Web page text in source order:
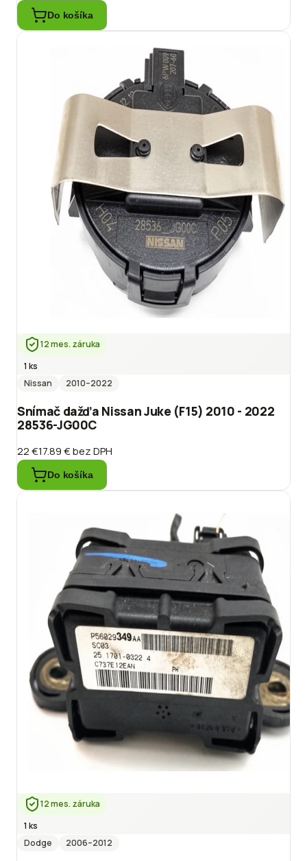
Do košíka
12 mes. záruka
1 ks
Nissan
2010–2022
Snímač dažďa Nissan Juke (F15) 2010 - 2022
28536-JG00C
22 €17.89 €bez DPH
Do košíka
12 mes. záruka
1 ks
Dodge
2006–2012